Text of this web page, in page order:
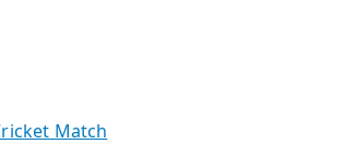
Match